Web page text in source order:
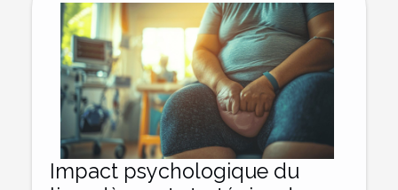
Impact psychologique du